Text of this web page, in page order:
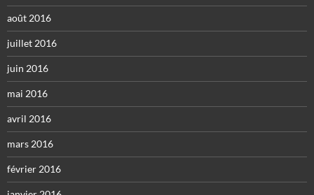
août 2016
juillet 2016
juin 2016
mai 2016
avril 2016
mars 2016
février 2016